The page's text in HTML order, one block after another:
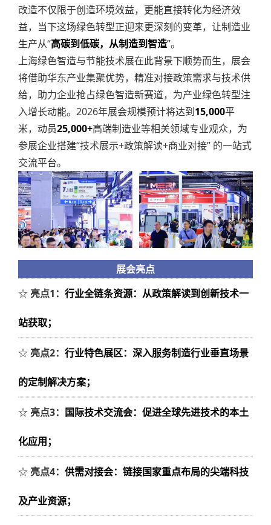
改造不仅限于创造环境效益，更能直接转化为经济效
益，当下这场绿色转型正迎来更深刻的变革，让制造业
生产从“高碳到低碳，从制造到智造”。
上海绿色智造与节能技术展在此背景下顺势而生，展会
将借助华东产业集聚优势，精准对接政策需求与技术供
给，助力企业抢占绿色智造新赛道，为产业绿色转型注
入增长动能。2026年展会规模预计将达到15,000平
米，动员25,000+高端制造业等相关领域专业观众，为
参展企业搭建“技术展示+政策解读+商业对接” 的一站式
交流平台。
展会亮点
☆ 亮点1： 行业全链条资源：从政策解读到创新技术一
站获取；
☆ 亮点2： 行业特色展区：深入服务制造行业垂直场景
的定制解决方案；
☆ 亮点3： 国际技术交流会：促进全球先进技术的本土
化应用；
☆ 亮点4： 供需对接会：链接国家重点布局的尖端科技
及产业资源；